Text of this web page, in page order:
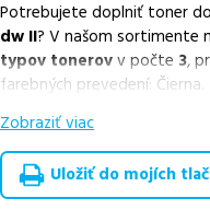
Potrebujete doplniť toner
dw II? V našom sortimente
typov tonerovv počte 3,
farebných prevedení: Čierna.
Z uvedeného množstva
náplnev počte1ks, ako aj
ktoré plne zachovávajú
overené náhrady v
Zobraziť viac
Uložiť do mojích